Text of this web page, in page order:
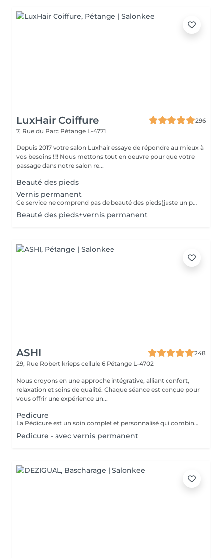
LuxHair Coiffure
296
7, Rue du Parc Pétange L-4771
Depuis 2017 votre salon Luxhair essaye de répondre au mieux à
vos besoins !!!! Nous mettons tout en oeuvre pour que votre
passage dans notre salon re...
Beauté des pieds
Vernis permanent
Ce service ne comprend pas de beauté des pieds(juste un petit coup de lime pour remettre en forme) Si vous avez besoin de plus choisissez ce service avec la beauté des pieds ou la pedicure.
Beauté des pieds+vernis permanent
ASHI
248
29, Rue Robert krieps cellule 6 Pétange L-4702
Nous croyons en une approche intégrative, alliant confort,
relaxation et soins de qualité. Chaque séance est conçue pour
vous offrir une expérience un...
Pedicure
La Pédicure est un soin complet et personnalisé qui combine santé des pieds et bien-être. Prendre soin de vos pieds, c'est aussi prendre soin de votre santé globale. Ce que nous offrons : - Diagnostic : Analyse approfondie de l'état de vos pieds pour un soin parfaitement adapté à vos besoins. - Soin de Haute Qualité : Traitement des ongles et de la peau avec des produits de qualité supérieure pour garantir hygiène et confort.
Pedicure - avec vernis permanent